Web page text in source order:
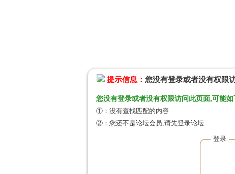
提示信息： 您没有登录或者没有权限
您没有登录或者没有权限访问此页面,可能
①：没有查找匹配的内容
②：您还不是论坛会员,请先登录论坛
登录